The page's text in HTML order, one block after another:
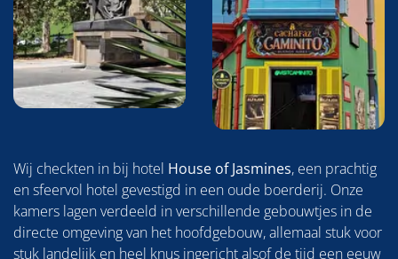
Wij checkten in bij hotel House of Jasmines, een prachtig
en sfeervol hotel gevestigd in een oude boerderij. Onze
kamers lagen verdeeld in verschillende gebouwtjes in de
directe omgeving van het hoofdgebouw, allemaal stuk voor
stuk landelijk en heel knus ingericht alsof de tijd een eeuw